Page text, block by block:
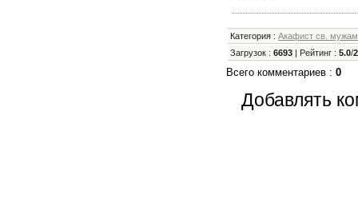
Категория :Акафист св. мужам
Загрузок :6693 Рейтинг :5.0/2
Всего комментариев :0
Добавлять